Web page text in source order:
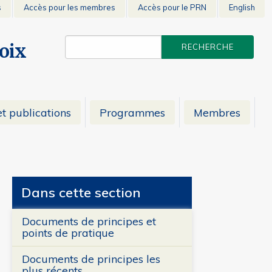
Accès pour les membres Accès pour le PRN English
publications Programmes Membres
Dans cette section
Documents de principes et
points de pratique
Documents de principes les